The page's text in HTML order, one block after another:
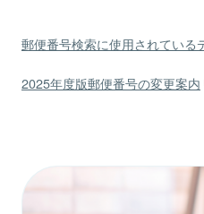
郵便番号検索に使用されている
2025年度版郵便番号の変更案内